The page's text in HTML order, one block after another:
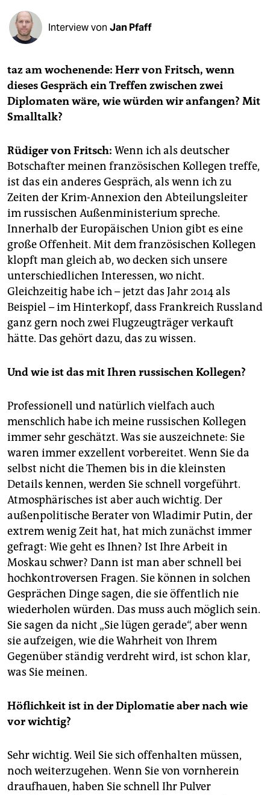
fragen & hilfe
unterstützen
genossenschaft
epaper login
Interview von Jan Pfaff
taz am wochenende: Herr von Fritsch, wenn
dieses Gespräch ein Treffen zwischen zwei
Diplomaten wäre, wie würden wir anfangen? Mit
Smalltalk?
Rüdiger von Fritsch: Wenn ich als deutscher
Botschafter meinen französischen Kollegen treffe,
ist das ein anderes Gespräch, als wenn ich zu
Zeiten der Krim-Annexion den Abteilungsleiter
im russischen Außenministerium spreche.
Innerhalb der Europäischen Union gibt es eine
große Offenheit. Mit dem französischen Kollegen
klopft man gleich ab, wo decken sich unsere
unterschiedlichen Interessen, wo nicht.
Gleichzeitig habe ich – jetzt das Jahr 2014 als
Beispiel – im Hinterkopf, dass Frankreich Russland
ganz gern noch zwei Flugzeugträger verkauft
hätte. Das gehört dazu, das zu wissen.
Und wie ist das mit Ihren russischen Kollegen?
Professionell und natürlich vielfach auch
menschlich habe ich meine russischen Kollegen
immer sehr geschätzt. Was sie auszeichnete: Sie
waren immer exzellent vorbereitet. Wenn Sie da
selbst nicht die Themen bis in die kleinsten
Details kennen, werden Sie schnell vorgeführt.
Atmosphärisches ist aber auch wichtig. Der
außenpolitische Berater von Wladimir Putin, der
extrem wenig Zeit hat, hat mich zunächst immer
gefragt: Wie geht es Ihnen? Ist Ihre Arbeit in
Moskau schwer? Dann ist man aber schnell bei
hochkontroversen Fragen. Sie können in solchen
Gesprächen Dinge sagen, die sie öffentlich nie
wiederholen würden. Das muss auch möglich sein.
Sie sagen da nicht „Sie lügen gerade“, aber wenn
sie aufzeigen, wie die Wahrheit von Ihrem
Gegenüber ständig verdreht wird, ist schon klar,
was Sie meinen.
Höflichkeit ist in der Diplomatie aber nach wie
vor wichtig?
Sehr wichtig. Weil Sie sich offenhalten müssen,
noch weiterzugehen. Wenn Sie von vornherein
draufhauen, haben Sie schnell Ihr Pulver